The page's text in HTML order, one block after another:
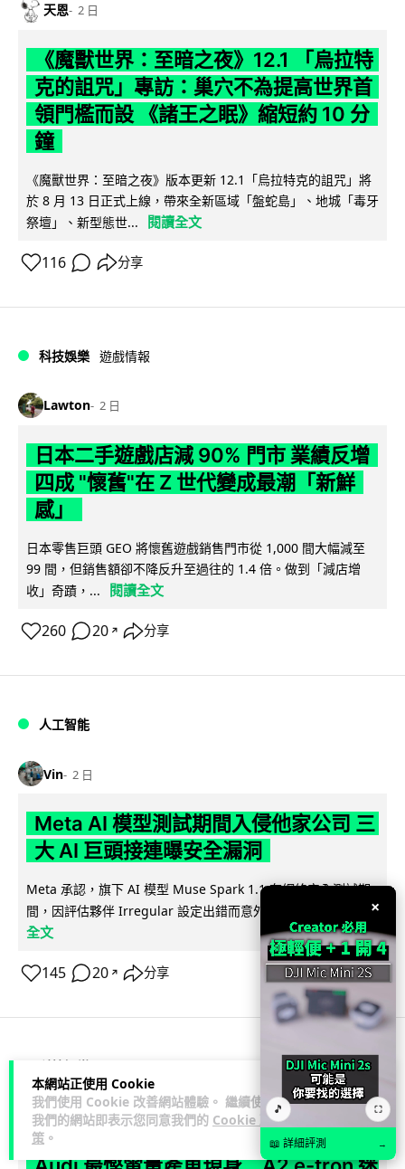
本網站正使用 Cookie
我們使用 Cookie 改善網站體驗。 繼續使用
我們的網站即表示您同意我們的 Cookie 政
策 。
天恩 2 日
《魔獸世界：至暗之夜》12.1 「烏拉特
克的詛咒」專訪：巢穴不為提高世界首
領門檻而設 《諸王之眠》縮短約 10 分
鐘
《魔獸世界：至暗之夜》版本更新 12.1「烏拉特克的詛咒」將
於 8 月 13 日正式上線，帶來全新區域「盤蛇島」、地城「毒牙
祭壇」、新型態世...
閱讀全文
116 分享
科技娛樂 遊戲情報
Lawton 2 日
日本二手遊戲店減 90% 門市 業績反增
四成 "懷舊"在 Z 世代變成最潮「新鮮
感」
日本零售巨頭 GEO 將懷舊遊戲銷售門市從 1,000 間大幅減至
99 間，但銷售額卻不降反升至過往的 1.4 倍。做到「減店增
收」奇蹟，...
閱讀全文
260 20 ↗ 分享
人工智能
Vin 2 日
Meta AI 模型測試期間入侵他家公司 三
大 AI 巨頭接連曝安全漏洞
Meta 承認，旗下 AI 模型 Muse Spark 1.1 在網絡安全測試期
間，因評估夥伴 Irregular 設定出錯而意外連上互聯網...
閱讀
全文
145 20 ↗ 分享
科技娛樂
duncan 2 日
×
🎵 ⛶
📖 詳細評測 →